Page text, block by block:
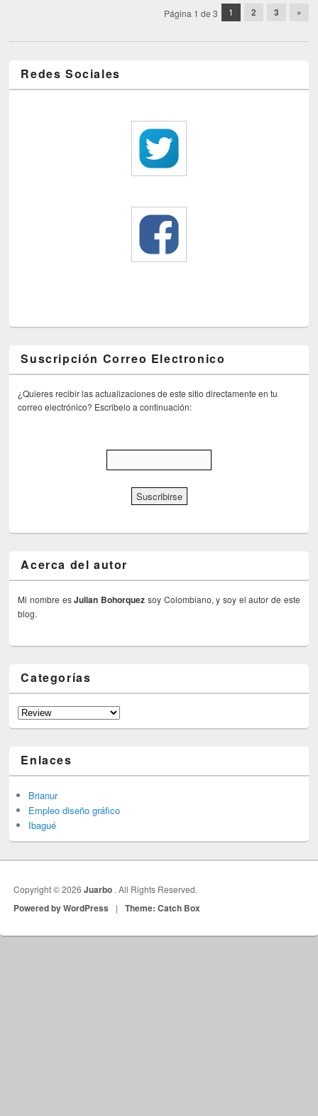
Página 1 de 3 1 2 3 »
Redes Sociales
Suscripción Correo Electronico
¿Quieres recibir las actualizaciones de este sitio directamente en tu
correo electrónico? Escribelo a continuación:
Acerca del autor
Mi nombre esJulian Bohorquez soy Colombiano, y soy el autor de este
blog.
Categorías
Categorías
Enlaces
Brianur
Empleo diseño gráfico
Ibagué
Copyright © 2026Juarbo . All Rights Reserved.
Powered by WordPress | Theme: Catch Box